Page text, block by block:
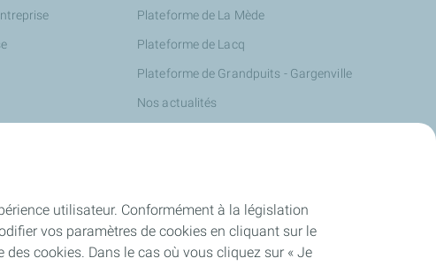
Plateforme de La Mède
Plateforme de Lacq
Plateforme de Grandpuits - Gargenville
Nos actualités
utilisateur. Conformément à la législation
vos paramètres de cookies en cliquant sur le
des cookies. Dans le cas où vous cliquez sur « Je